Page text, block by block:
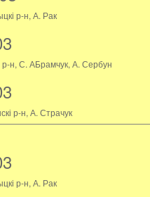
р-н, А. Рак
р-н, С. АБрамчук, А. Сербун
р-н, А. Страчук
р-н, А. Рак